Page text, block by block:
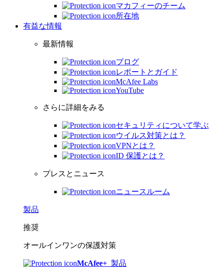
マカフィーのチーム
所在地
有益な情報
最新情報
ブログ
レポートとガイド
McAfee Labs
YouTube
さらに詳細をみる
セキュリティについて学ぶ
ウイルス対策とは？
VPNとは？
ID 保護とは？
プレスとニュース
ニュースルーム
製品
推奨
オールインワンの保護対策
McAfee+ 製品